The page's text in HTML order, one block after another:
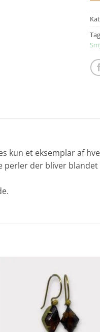
kun et eksemplar af
perler der bliver